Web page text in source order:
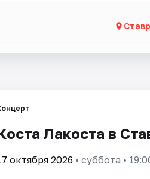
Лакоста в
октября 2026 • суббота •